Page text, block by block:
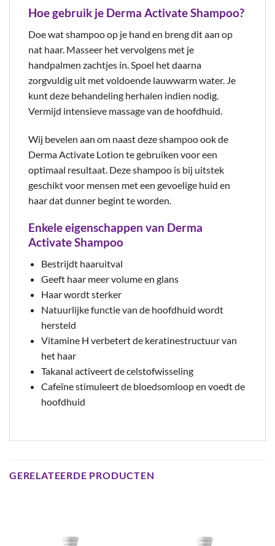
Hoe gebruik je Derma Activate Shampoo?
Doe wat shampoo op je hand en breng dit aan op
nat haar. Masseer het vervolgens met je
handpalmen zachtjes in. Spoel het daarna
zorgvuldig uit met voldoende lauwwarm water. Je
kunt deze behandeling herhalen indien nodig.
Vermijd intensieve massage van de hoofdhuid.
Wij bevelen aan om naast deze shampoo ook de
Derma Activate Lotion te gebruiken voor een
optimaal resultaat. Deze shampoo is bij uitstek
geschikt voor mensen met een gevoelige huid en
haar dat dunner begint te worden.
Enkele eigenschappen van Derma
Activate Shampoo
Bestrijdt haaruitval
Geeft haar meer volume en glans
Haar wordt sterker
Natuurlijke functie van de hoofdhuid wordt
hersteld
Vitamine H verbetert de keratinestructuur van
het haar
Takanal activeert de celstofwisseling
Cafeïne stimuleert de bloedsomloop en voedt de
hoofdhuid
GERELATEERDE PRODUCTEN